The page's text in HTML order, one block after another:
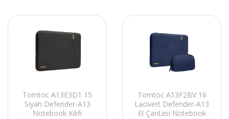
Tomtoc A13E3D1 15
Siyah Defender-A13
Notebook Kılıfı
Tomtoc A13F2BV 16
Lacivert Defender-A13
El Çantası Notebook